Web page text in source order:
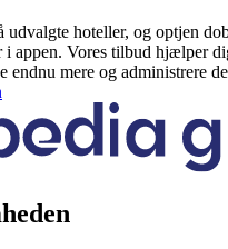
udvalgte hoteller, og optjen
i appen. Vores tilbud hjælper
endnu mere og administrere